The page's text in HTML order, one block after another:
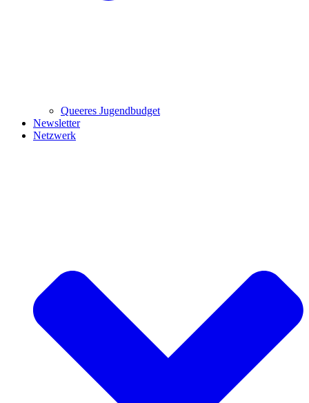
Queeres Jugendbudget
Newsletter
Netzwerk